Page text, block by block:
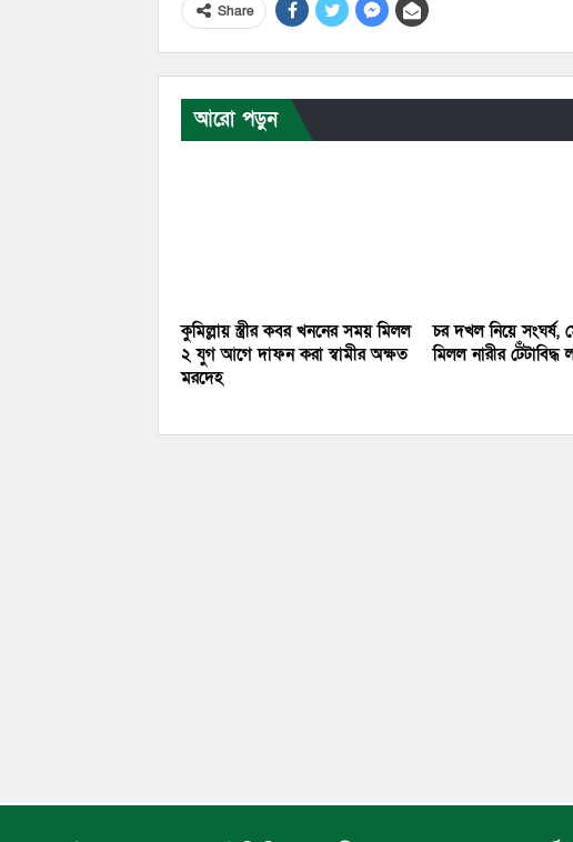
Share
আরো পড়ুন
কুমিল্লায় স্ত্রীর কবর খননের সময় মিলল
২ যুগ আগে দাফন করা স্বামীর অক্ষত
মরদেহ
চর দখল নিয়ে সংঘর্ষ,
মিলল নারীর টেঁটাবিদ্ধ